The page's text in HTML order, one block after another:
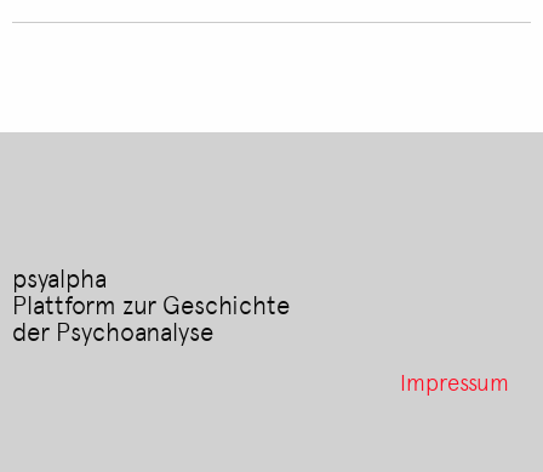
psyalpha
Plattform zur Geschichte
der Psychoanalyse
Impressum